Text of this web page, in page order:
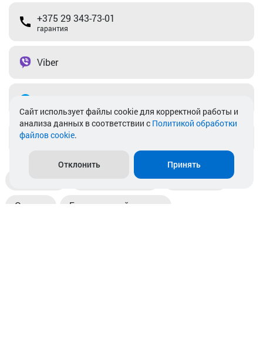
+375 29 343-73-01
гарантия
Viber
info@akkamulik.by
Пункты выдачи Магазины
Оплата Безналичный расчет
Cайт использует файлы cookie для корректной работы и
анализа данных в соответствии с Политикой обработки
файлов cookie.
Отклонить Принять